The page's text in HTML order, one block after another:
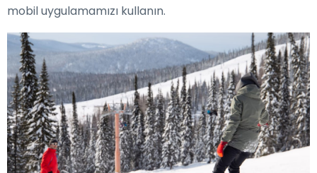
mobil uygulamamızı kullanın.